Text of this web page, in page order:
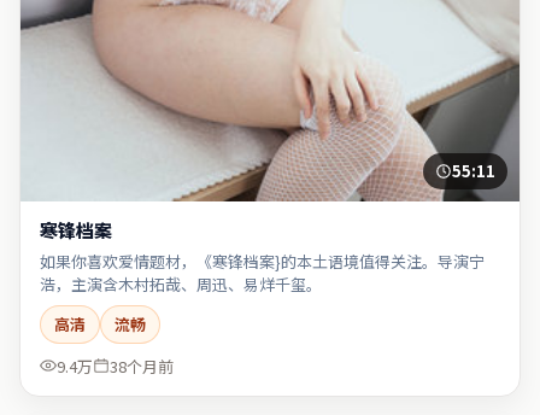
55:11
寒锋档案
如果你喜欢爱情题材，《寒锋档案}的本土语境值得关注。导演宁
浩，主演含木村拓哉、周迅、易烊千玺。
高清
流畅
9.4万
38个月前